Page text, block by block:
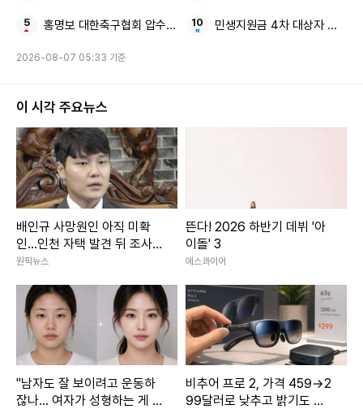
홍명보 대한축구협회 압수수색 민생지원금 4차 대상자 전국
2026-08-07 05:33 기준
이 시각 주요뉴스
배인규 사망원인 아직 미확
인...인천 자택 발견 뒤 조사
진행
원픽뉴스
뜬다! 2026 하반기 데뷔 '아
이돌' 3
에스콰이어
"남자도 잘 보이려고 운동하
잖나... 여자가 성형하는 게 대
비추어 프로 2, 가격 459→2
99달러로 낮추고 밝기도 올